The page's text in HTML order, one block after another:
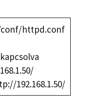
httpd.conf
192.168.1.50/